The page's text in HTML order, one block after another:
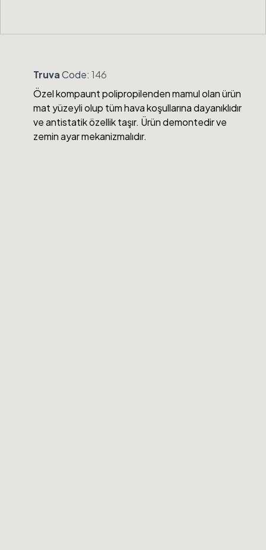
TruvaCode: 146
Özel kompaunt polipropilenden mamul olan ürün
mat yüzeyli olup tüm hava koşullarına dayanıklıdır
ve antistatik özellik taşır. Ürün demontedir ve
zemin ayar mekanizmalıdır.